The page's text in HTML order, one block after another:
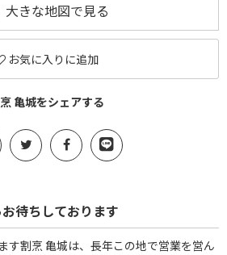
大きな地図で見る
お気に入りに追加
亀城をシェアする
待ちしております
す割烹 亀城は、長年この地で営業を営ん